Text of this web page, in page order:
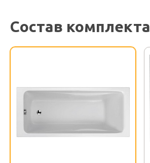
Состав комплекта